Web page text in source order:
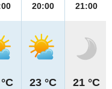
20:00
23 °C
21:00
21 °C